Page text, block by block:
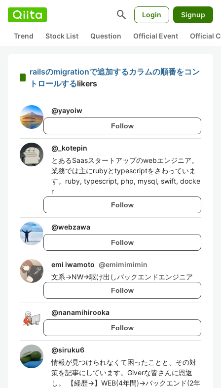
search Login Signup
Trend Stock List Question Official Event Official
railsのmigrationで追加するカラムの順番をコン
トロールするlikers
@yayoiw
Follow
@ _kotepin
とあるSaasスタートアップのwebエンジニア。
業務では主にrubyとtypescriptをさわっていま
す。ruby, typescript, php, mysql, swift, docke
r
Follow
@webzawa
Follow
emi iwamoto @emimimimin
文系→NW→駆け出しバックエンドエンジニア
Follow
@nanamihirooka
Follow
@siruku6
情報が見つけられなくて困ったことと、その対
策を記事にしています。Giverな皆さんに恩返
し。 【経歴→】WEB(4年間)→バックエンド(2年